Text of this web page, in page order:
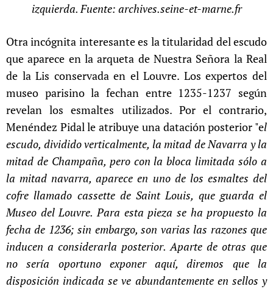
izquierda. Fuente: archives.seine-et-marne.fr
Otra incógnita interesante es la titularidad del escudo
que aparece en la arqueta de Nuestra Señora la Real
de la Lis conservada en el Louvre. Los expertos del
museo parisino la fechan entre 1235-1237 según
revelan los esmaltes utilizados. Por el contrario,
Menéndez Pidal le atribuye una datación posterior "el
escudo, dividido verticalmente, la mitad de Navarra y la
mitad de Champaña, pero con la bloca limitada sólo a
la mitad navarra, aparece en uno de los esmaltes del
cofre llamado cassette de Saint Louis, que guarda el
Museo del Louvre. Para esta pieza se ha propuesto la
fecha de 1236; sin embargo, son varias las razones que
inducen a considerarla posterior. Aparte de otras que
no sería oportuno exponer aquí, diremos que la
disposición indicada se ve abundantemente en sellos y